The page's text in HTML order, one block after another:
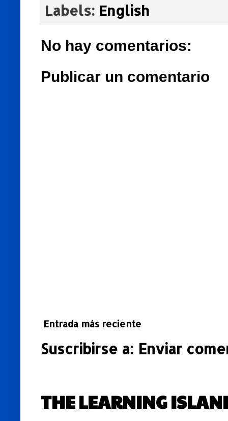
Labels: English
No hay comentarios:
Publicar un comentario
Entrada más reciente
Suscribirse a: Enviar
THE LEARNING